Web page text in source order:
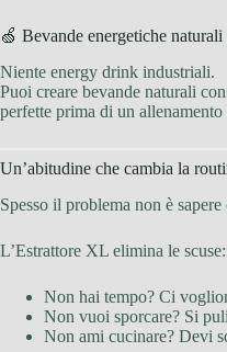
🍏 Bevande energetiche naturali
Niente energy drink industriali.
Puoi creare bevande naturali
perfette prima di un
Un’abitudine che cambia la
Spesso il problema non è
L’Estrattore XL elimina le scuse:
Non hai tempo? Ci
Non vuoi sporcare? Si
Non ami cucinare? Devi